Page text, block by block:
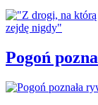
Pogoń